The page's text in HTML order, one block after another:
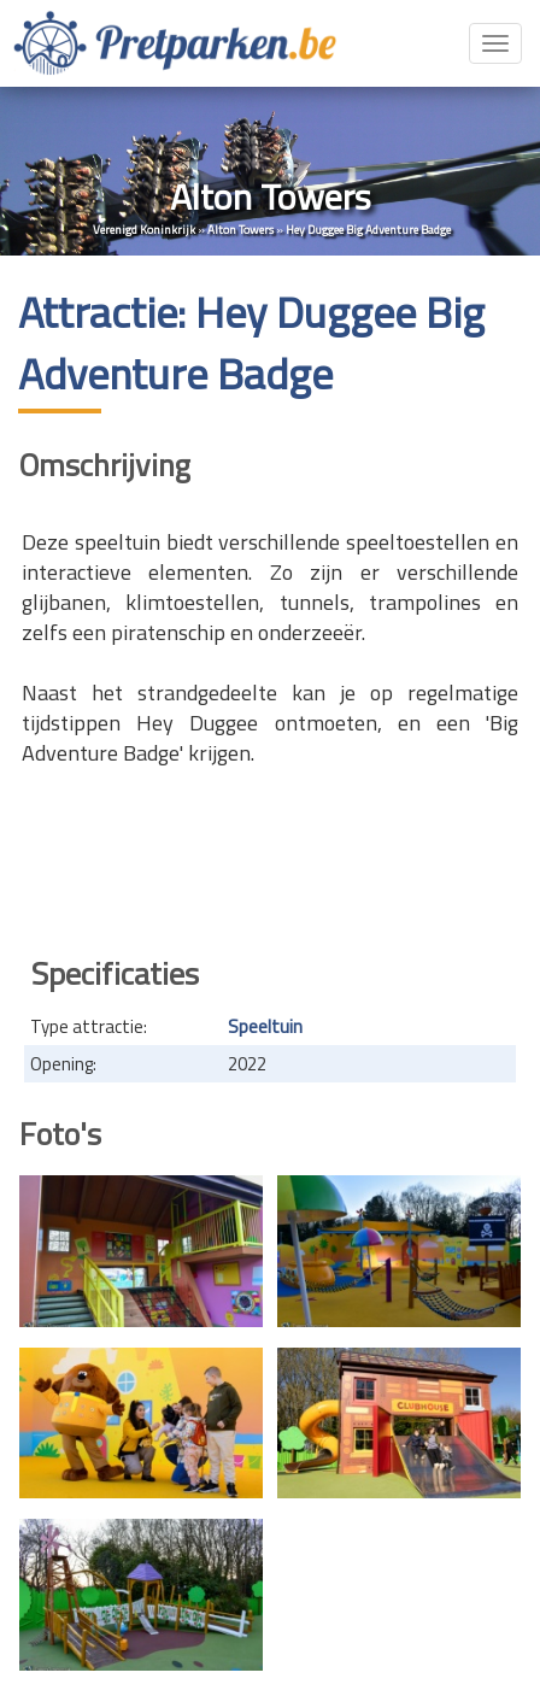
Alton Towers
Verenigd Koninkrijk»Alton Towers»Hey Duggee Big Adventure Badge
Attractie: Hey Duggee Big
Adventure Badge
Omschrijving
Deze speeltuin biedt verschillende speeltoestellen en
interactieve elementen. Zo zijn er verschillende
glijbanen, klimtoestellen, tunnels, trampolines en
zelfs een piratenschip en onderzeeër.
Naast het strandgedeelte kan je op regelmatige
tijdstippen Hey Duggee ontmoeten, en een 'Big
Adventure Badge' krijgen.
Specificaties
Type attractie:
Speeltuin
Opening:
2022
Foto's